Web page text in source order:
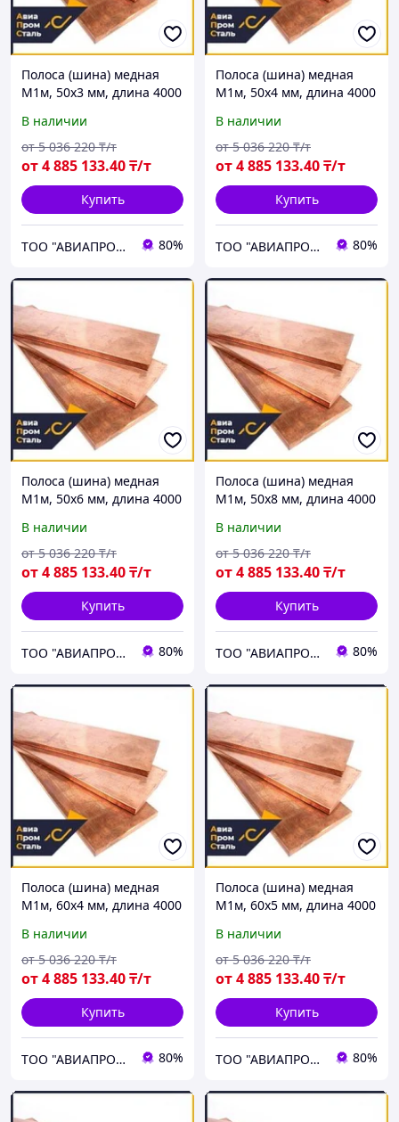
Полоса (шина) медная
М1м, 50х3 мм, длина 4000
В наличии
от4 885 133.40₸/т
от 5 036 220 ₸/т
Купить
ТОО "АВИАПРОМСТАЛЬ" 80%
Полоса (шина) медная
М1м, 50х4 мм, длина 4000
В наличии
от4 885 133.40₸/т
от 5 036 220 ₸/т
Купить
ТОО "АВИАПРОМСТАЛЬ" 80%
Полоса (шина) медная
М1м, 50х6 мм, длина 4000
В наличии
от4 885 133.40₸/т
от 5 036 220 ₸/т
Купить
ТОО "АВИАПРОМСТАЛЬ" 80%
Полоса (шина) медная
М1м, 50х8 мм, длина 4000
В наличии
от4 885 133.40₸/т
от 5 036 220 ₸/т
Купить
ТОО "АВИАПРОМСТАЛЬ" 80%
Полоса (шина) медная
М1м, 60х4 мм, длина 4000
В наличии
от4 885 133.40₸/т
от 5 036 220 ₸/т
Купить
ТОО "АВИАПРОМСТАЛЬ" 80%
Полоса (шина) медная
М1м, 60х5 мм, длина 4000
В наличии
от4 885 133.40₸/т
от 5 036 220 ₸/т
Купить
ТОО "АВИАПРОМСТАЛЬ" 80%